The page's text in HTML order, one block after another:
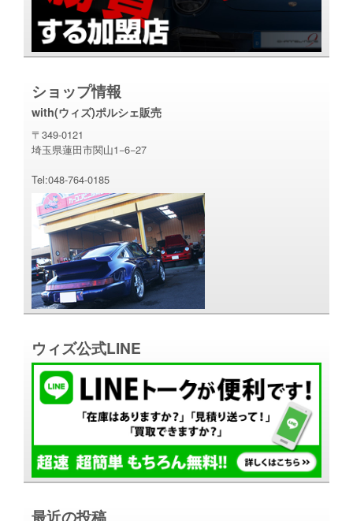
ショップ情報
with(ウィズ)ポルシェ販売
〒349-0121
埼玉県蓮田市関山1−6−27
Tel:048-764-0185
ウィズ公式LINE
最近の投稿